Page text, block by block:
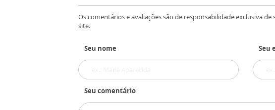
Os comentários e avaliações são de responsabilidade exclusiva
site.
Seu nome Seu
Seu comentário